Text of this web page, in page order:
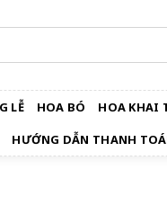
LỄ HOA BÓ HOA KHAI
HƯỚNG DẪN THANH